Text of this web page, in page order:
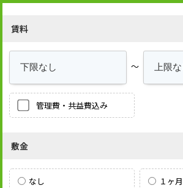
賃料
～
管理費・共益費込み
敷金
なし １ヶ